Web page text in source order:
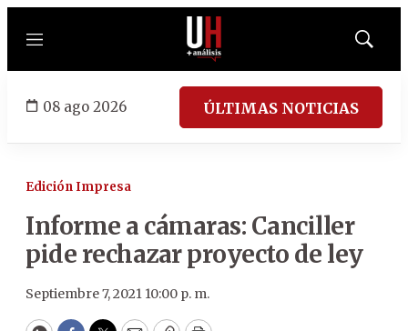
Menú
Mostrar
08 ago 2026 ÚLTIMAS NOTICIAS
Edición Impresa
Informe a cámaras: Canciller
pide rechazar proyecto de ley
Septiembre 7, 2021 10:00 p. m.